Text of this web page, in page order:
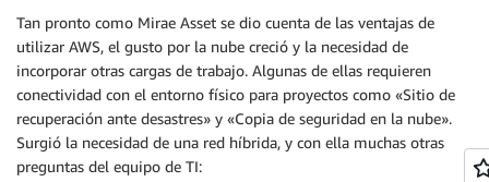
Tan pronto como Mirae Asset se dio cuenta de las ventajas de
utilizar AWS, el gusto por la nube creció y la necesidad de
incorporar otras cargas de trabajo. Algunas de ellas requieren
conectividad con el entorno físico para proyectos como «Sitio de
recuperación ante desastres» y «Copia de seguridad en la nube».
Surgió la necesidad de una red híbrida, y con ella muchas otras
preguntas del equipo de TI: